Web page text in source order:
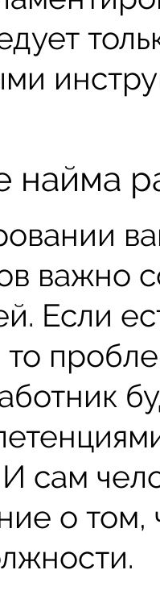
найма
важно
Если
то
сам
о том,